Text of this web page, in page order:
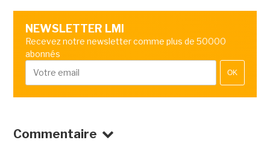
NEWSLETTER LMI
Recevez notre newsletter comme plus de 50000
abonnés
OK
Commentaire